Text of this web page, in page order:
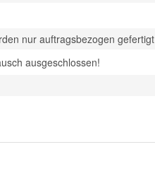
nur auftragsbezogen gefertigt
ausgeschlossen!